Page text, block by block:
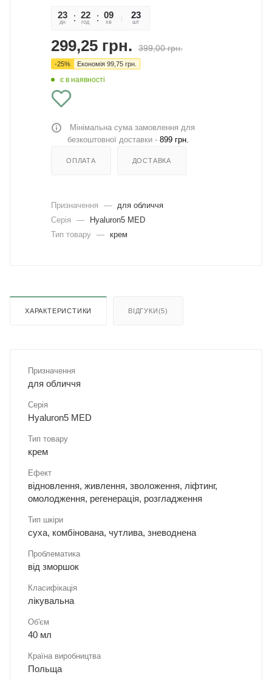
23
дн
22
год
09
хв
28
сек
23
шт
299,25 грн. 399,00грн.
-25% Економія 99,75 грн.
є в наявності
Мінімальна сума замовлення для
безкоштовної доставки - 899 грн.
ОПЛАТА ДОСТАВКА
Призначення —
для обличчя
Серія
—
Hyaluron5 MED
Тип товару — крем
ХАРАКТЕРИСТИКИ ВІДГУКИ(5)
Призначення
для обличчя
Серія
Hyaluron5 MED
Тип товару
крем
Ефект
відновлення, живлення, зволоження, ліфтинг,
омолодження, регенерація, розгладження
Тип шкіри
суха, комбінована, чутлива, зневоднена
Проблематика
від зморшок
Класифікація
лікувальна
Об'єм
40 мл
Країна виробництва
Польща